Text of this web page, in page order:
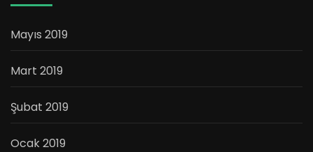
Mayıs 2019
Mart 2019
Şubat 2019
Ocak 2019